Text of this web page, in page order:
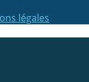
légales